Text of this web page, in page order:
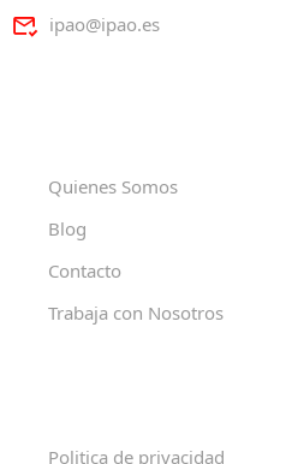
ipao@ipao.es
Quienes Somos
Blog
Contacto
Trabaja con Nosotros
Politica de privacidad